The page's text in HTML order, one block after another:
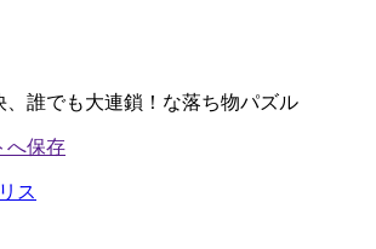
、誰でも大連鎖！な落ち物パズル